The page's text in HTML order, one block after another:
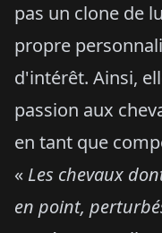
pas un clone de
propre
d'intérêt. Ainsi,
passion aux
en tant que
« Les chevaux
en point,